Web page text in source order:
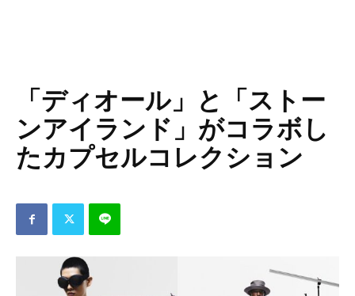
「ディオール」と「ストー
ンアイランド」がコラボし
たカプセルコレクション